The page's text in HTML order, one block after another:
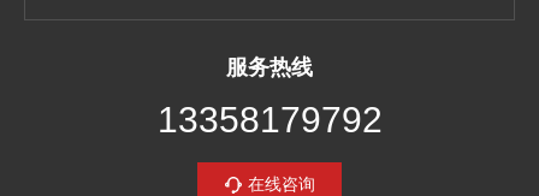
服务热线
13358179792
在线咨询